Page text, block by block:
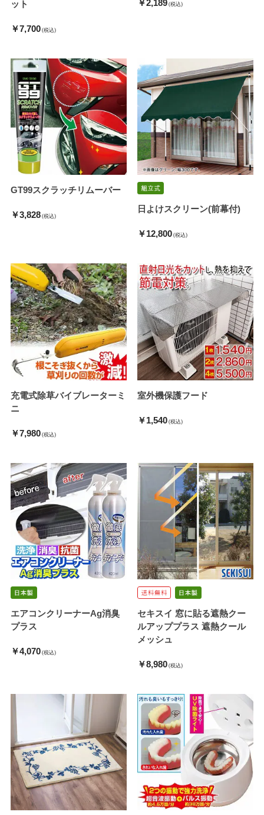
ット
￥7,700 (税込)
￥2,189 (税込)
GT99スクラッチリムーバー
￥3,828 (税込)
日よけスクリーン(前幕付)
￥12,800 (税込)
充電式除草バイブレーターミ
ニ
￥7,980 (税込)
室外機保護フード
￥1,540 (税込)
エアコンクリーナーAg消臭
プラス
￥4,070 (税込)
セキスイ 窓に貼る遮熱クー
ルアッププラス 遮熱クール
メッシュ
￥8,980 (税込)